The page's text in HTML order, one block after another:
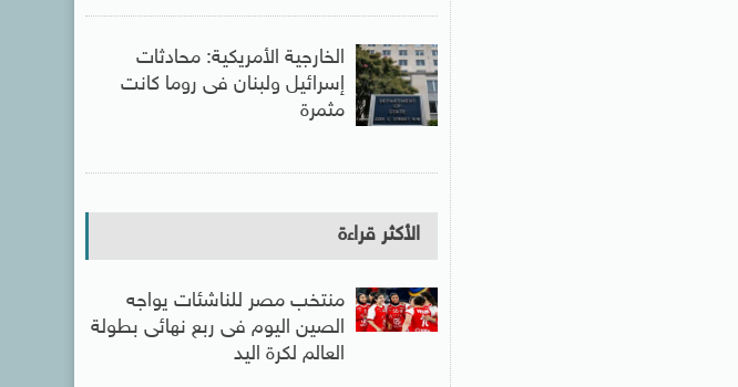
الخارجية الأمريكية: محادثات
إسرائيل ولبنان فى روما كانت
مثمرة
الأكثر قراءة
منتخب مصر للناشئات يواجه
الصين اليوم فى ربع نهائى بطولة
العالم لكرة اليد